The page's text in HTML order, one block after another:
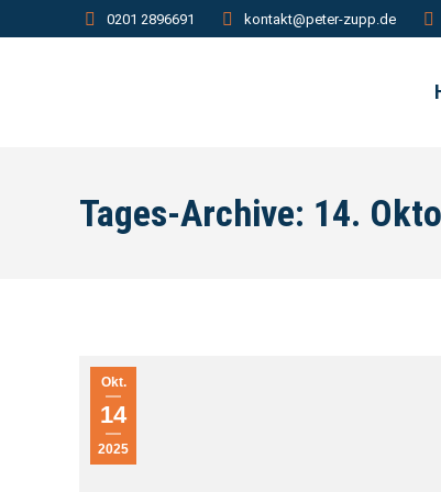
0201 2896691 kontakt@peter-zupp.de
Tages-Archive: 14.
Okt.
14
2025